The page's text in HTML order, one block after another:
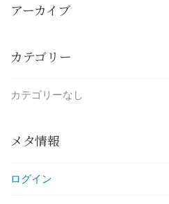
アーカイブ
カテゴリー
カテゴリーなし
メタ情報
ログイン